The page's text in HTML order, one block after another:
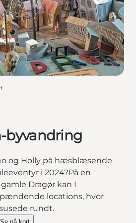
byvandring
og Holly på hæsblæsende
i 2024?På en
Dragør kan I
locations, hvor
rundt.